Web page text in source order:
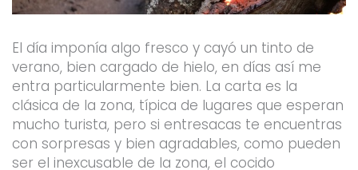
El día imponía algo fresco y cayó un tinto de
verano, bien cargado de hielo, en días así me
entra particularmente bien. La carta es la
clásica de la zona, típica de lugares que esperan
mucho turista, pero si entresacas te encuentras
con sorpresas y bien agradables, como pueden
ser el inexcusable de la zona, el cocido